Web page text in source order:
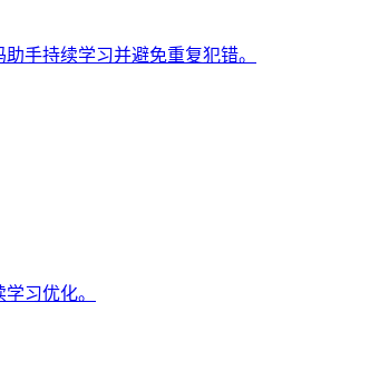
手持续学习并避免重复犯错。
习优化。